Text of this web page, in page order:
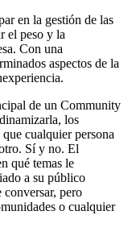
en la gestión de las
el peso y la
Con una
aspectos de la
de un Community
los
cualquier persona
Sí y no. El
qué temas le
a su público
pero
o cualquier